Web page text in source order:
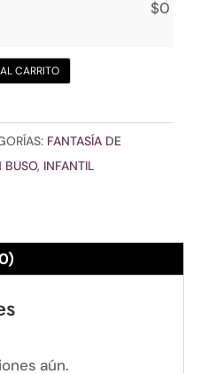
$0
CARRITO
FANTASÍA DE
BUSO, INFANTIL
aún.